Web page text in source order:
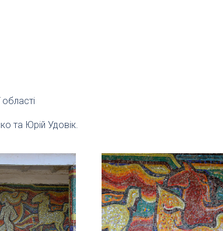
та Юрій Удовік.